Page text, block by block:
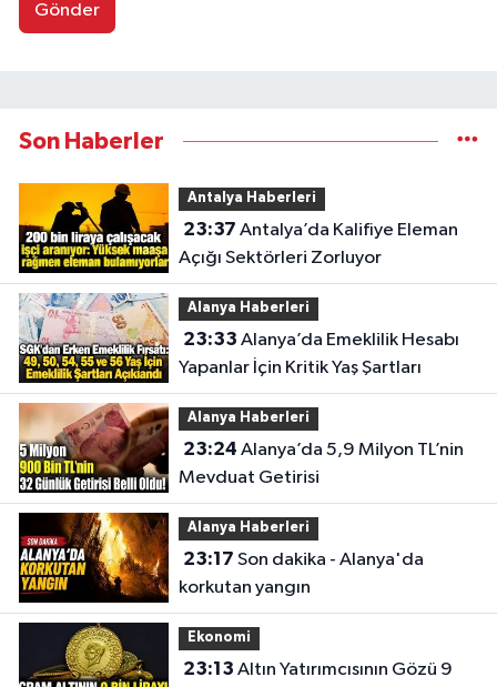
Gönder
Son Haberler
Antalya Haberleri
23:37
Açığı Sektörleri Zorluyor
Alanya Haberleri
23:33
Yapanlar İçin Kritik Yaş Şartları
Alanya Haberleri
23:24
Mevduat Getirisi
Alanya Haberleri
23:17
korkutan yangın
Ekonomi
23:13